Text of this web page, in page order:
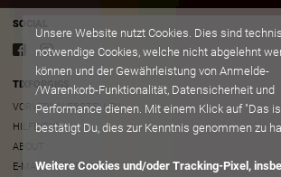
SOCIAL
TIXFORGIGS
VORVERKAUFSSTELLEN
HILFE/FAQ
ABOUT
E-MAIL AN SUPPORT
Unsere Website nutzt Cookies. Dies sind
notwendige Cookies, welche nicht abgelehnt
können und der Gewährleistung von Anmelde-
/Warenkorb-Funktionalität, Datensicherheit und
Performance dienen. Mit einem Klick auf "Das
bestätigt Du, dies zur Kenntnis genommen zu
Weitere Cookies und/oder Tracking-Pixel,